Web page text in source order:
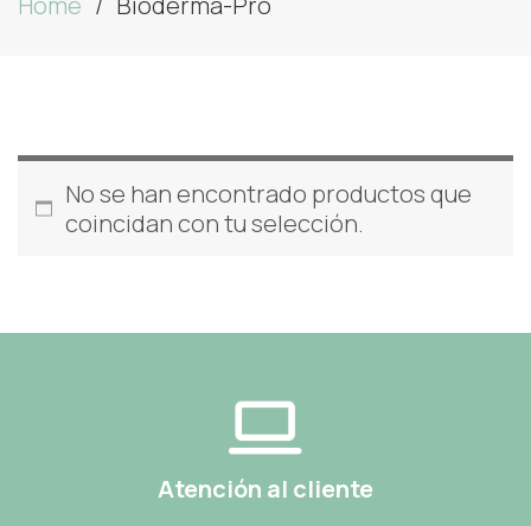
No se han encontrado productos que
coincidan con tu selección.
Atención al cliente